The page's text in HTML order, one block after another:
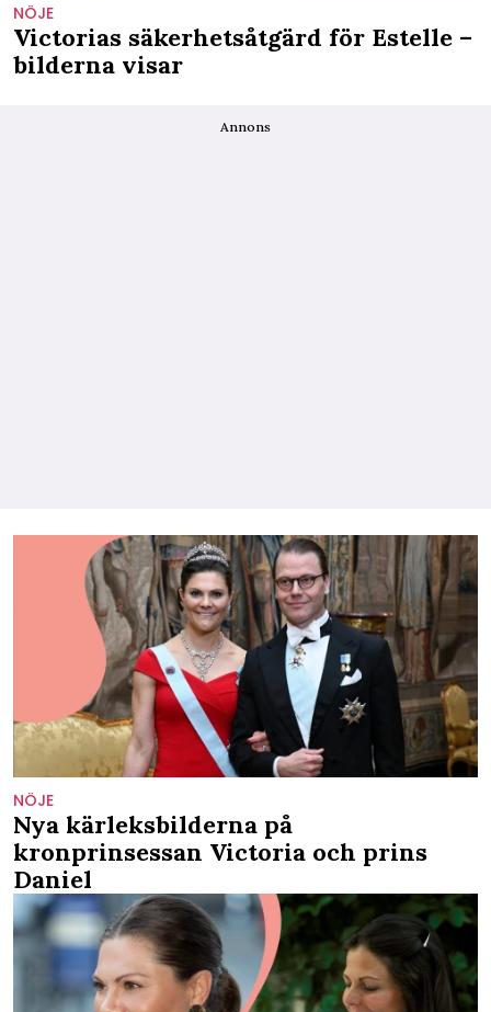
NÖJE
Victorias säkerhetsåtgärd för Estelle –
bilderna visar
Annons
NÖJE
Nya kärleksbilderna på
kronprinsessan Victoria och prins
Daniel